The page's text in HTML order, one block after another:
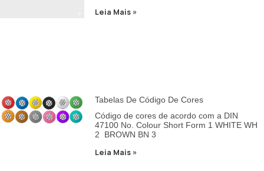
Leia Mais »
Tabelas De Código De Cores
Código de cores de acordo com a DIN
47100 No. Colour Short Form 1 WHITE WH
2 BROWN BN 3
Leia Mais »